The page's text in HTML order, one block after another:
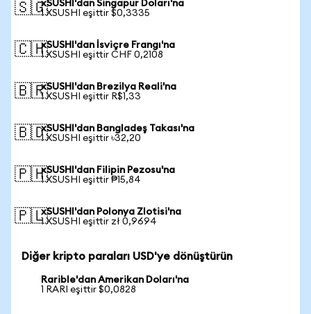
🇸🇬xSUSHI'dan Singapur Doları'na
1 XSUSHI eşittir $0,3335
🇨🇭xSUSHI'dan İsviçre Frangı'na
1 XSUSHI eşittir CHF 0,2108
🇧🇷xSUSHI'dan Brezilya Reali'na
1 XSUSHI eşittir R$1,33
🇧🇩xSUSHI'dan Bangladeş Takası'na
1 XSUSHI eşittir ৳32,20
🇵🇭xSUSHI'dan Filipin Pezosu'na
1 XSUSHI eşittir ₱15,84
🇵🇱xSUSHI'dan Polonya Zlotisi'na
1 XSUSHI eşittir zł 0,9694
Diğer kripto paraları USD'ye dönüştürün
Rarible'dan Amerikan Doları'na
1 RARI eşittir $0,0828